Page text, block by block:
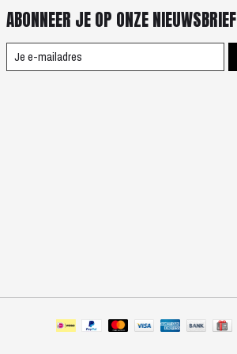
ABONNEER JE OP ONZE NIEUWSBRIEF